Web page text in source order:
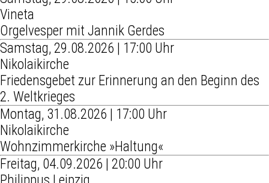
Vineta
Orgelvesper mit Jannik Gerdes
Samstag, 29.08.2026 | 17:00 Uhr
Nikolaikirche
Friedensgebet zur Erinnerung an den Beginn des
2. Weltkrieges
Montag, 31.08.2026 | 17:00 Uhr
Nikolaikirche
Wohnzimmerkirche »Haltung«
Freitag, 04.09.2026 | 20:00 Uhr